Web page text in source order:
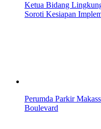
Ketua Bidang
Soroti Kesiapan
Perumda Parkir
Boulevard